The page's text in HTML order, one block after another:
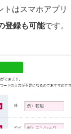
トはスマホアプリ
登録も可能です。